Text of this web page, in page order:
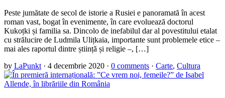
Peste jumătate de secol de istorie a Rusiei e panoramată în acest
roman vast, bogat în evenimente, în care evoluează doctorul
Kukoțki și familia sa. Dincolo de inefabilul dar al povestitului etalat
cu strălucire de Ludmila Ulițkaia, importante sunt problemele etice –
mai ales raportul dintre știință și religie –, […]
by LaPunkt · 4 decembrie 2020 · 0 comments · Carte, Cultura